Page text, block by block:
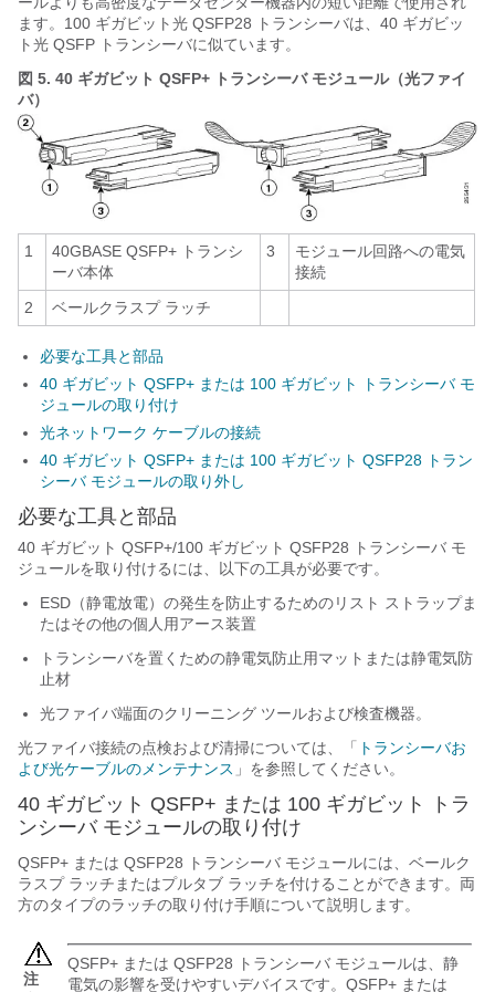
ます。100 ギガビット光 QSFP28 トランシーバは、40 ギガビッ
ト光 QSFP トランシーバに似ています。
図 5. 40 ギガビット QSFP+ トランシーバ モジュール（光ファイ
バ）
1
40GBASE QSFP+ トランシ
ーバ本体
3
モジュール回路への電気
接続
2
ベールクラスプ ラッチ
必要な工具と部品
40 ギガビット QSFP+ または 100 ギガビット トランシーバ モ
ジュールの取り付け
光ネットワーク ケーブルの接続
40 ギガビット QSFP+ または 100 ギガビット QSFP28 トラン
シーバ モジュールの取り外し
必要な工具と部品
40 ギガビット QSFP+/100 ギガビット QSFP28 トランシーバ モ
ジュールを取り付けるには、以下の工具が必要です。
ESD（静電放電）の発生を防止するためのリスト ストラップま
たはその他の個人用アース装置
トランシーバを置くための静電気防止用マットまたは静電気防
止材
光ファイバ端面のクリーニング ツールおよび検査機器。
光ファイバ接続の点検および清掃については、「 トランシーバお
よび光ケーブルのメンテナンス 」を参照してください。
40 ギガビット QSFP+ または 100 ギガビット トラ
ンシーバ モジュールの取り付け
QSFP+ または QSFP28 トランシーバ モジュールには、ベールク
ラスプ ラッチまたはプルタブ ラッチを付けることができます。両
方のタイプのラッチの取り付け手順について説明します。
注
QSFP+ または QSFP28 トランシーバ モジュールは、静
電気の影響を受けやすいデバイスです。QSFP+ または